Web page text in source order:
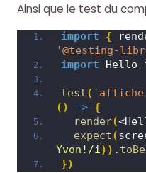
Ainsi que le test du
import {
'@testing-
import Hello
test( 'affiche
( ) => {
render(
expect(
Yvon!/i) ) .
})